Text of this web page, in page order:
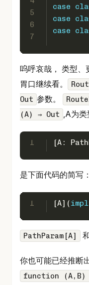
5
6
7
case
case
case
呜呼哀哉， 类型、
胃口继续看。
Out 参数。
(A) ⇒ Out ,A为类
1 [A :
是下面代码的简写：
1 [A](
PathParam[A]
你也可能已经推断
function (A,B)